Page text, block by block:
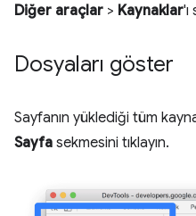
Diğer araçlar > Kaynaklar'ı
Dosyaları göster
Sayfanın yüklediği tüm
Sayfa sekmesini tıklayın.